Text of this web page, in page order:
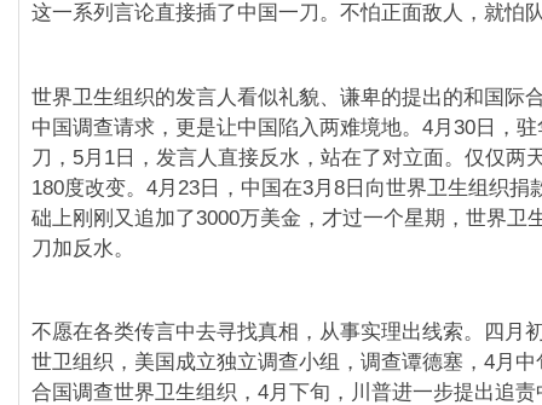
这一系列言论直接插了中国一刀。不怕正面敌人，就怕
世界卫生组织的发言人看似礼貌、谦卑的提出的和国际
中国调查请求，更是让中国陷入两难境地。4月30日，
刀，5月1日，发言人直接反水，站在了对立面。仅仅两
180度改变。4月23日，中国在3月8日向世界卫生组织捐
础上刚刚又追加了3000万美金，才过一个星期，世界卫
刀加反水。
不愿在各类传言中去寻找真相，从事实理出线索。四月
世卫组织，美国成立独立调查小组，调查谭德塞，4月
合国调查世界卫生组织，4月下旬，川普进一步提出追